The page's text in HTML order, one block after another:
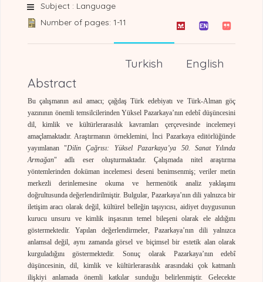
Subject : Language
Number of pages: 1-11
English
Turkish
Abstract
Bu çalışmanın asıl amacı; çağdaş Türk edebiyatı ve Türk-Alman göç
yazınının önemli temsilcilerinden Yüksel Pazarkaya’nın edebî düşüncesini
dil, kimlik ve kültürlerarasılık kavramları çerçevesinde incelemeyi
amaçlamaktadır. Araştırmanın örneklemini, İnci Pazarkaya editörlüğünde
yayımlanan "Dilin Çağrısı: Yüksel Pazarkaya’ya 50. Sanat Yılında
Armağan" adlı eser oluşturmaktadır. Çalışmada nitel araştırma
yöntemlerinden doküman incelemesi deseni benimsenmiş; veriler metin
merkezli derinlemesine okuma ve hermenötik analiz yaklaşımı
doğrultusunda değerlendirilmiştir. Bulgular, Pazarkaya’nın dili yalnızca bir
iletişim aracı olarak değil, kültürel belleğin taşıyıcısı, aidiyet duygusunun
kurucu unsuru ve kimlik inşasının temel bileşeni olarak ele aldığını
göstermektedir. Yapılan değerlendirmeler, Pazarkaya’nın dili yalnızca
anlamsal değil, aynı zamanda görsel ve biçimsel bir estetik alan olarak
kurguladığını göstermektedir. Sonuç olarak Pazarkaya’nın edebî
düşüncesinin, dil, kimlik ve kültürlerarasılık arasındaki çok katmanlı
ilişkiyi anlamada önemli katkılar sunduğu belirlenmiştir. Gelecekte